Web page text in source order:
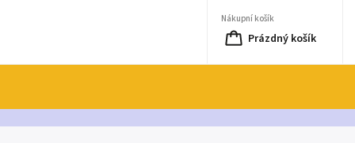
Nákupní košík
Prázdný košík